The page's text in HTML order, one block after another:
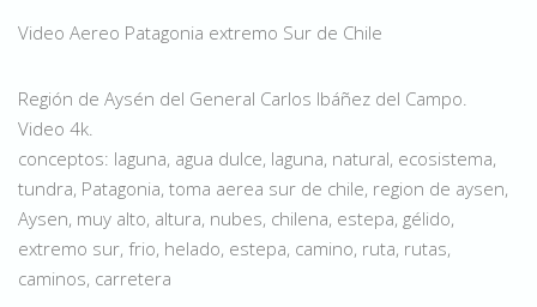
Video Aereo Patagonia extremo Sur de Chile
Región de Aysén del General Carlos Ibáñez del Campo.
Video 4k.
conceptos: laguna, agua dulce, laguna, natural, ecosistema,
tundra, Patagonia, toma aerea sur de chile, region de aysen,
Aysen, muy alto, altura, nubes, chilena, estepa, gélido,
extremo sur, frio, helado, estepa, camino, ruta, rutas,
caminos, carretera